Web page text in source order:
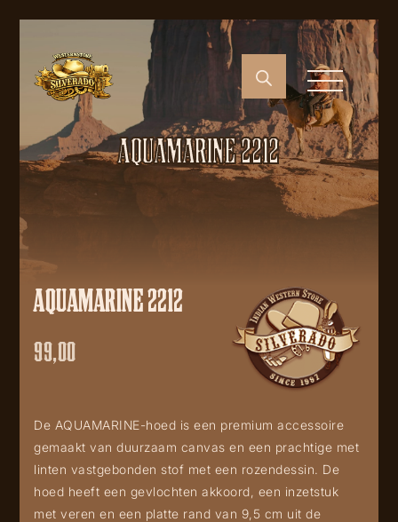
AQUAMARINE 2212
AQUAMARINE 2212
99,00
De AQUAMARINE-hoed is een premium accessoire
gemaakt van duurzaam canvas en een prachtige met
linten vastgebonden stof met een rozendessin. De
hoed heeft een gevlochten akkoord, een inzetstuk
met veren en een platte rand van 9,5 cm uit de